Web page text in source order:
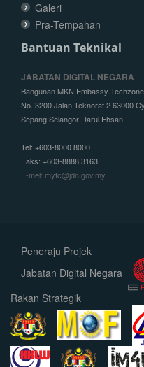
Galeri
Pra-Tempahan
Bantuan Teknikal
JABATAN DIGITAL NEGARA
Bangunan MKN Embassy
No. 3200 Jalan Teknorat 2 63000
Sepang Selangor Darul Ehsan.
Tel: +603-8000 8000
Faks: +603-8888 3163
E-mel: mytc@jdn.gov.my
Peneraju Projek
Jabatan Digital Negara
Rakan Strategik